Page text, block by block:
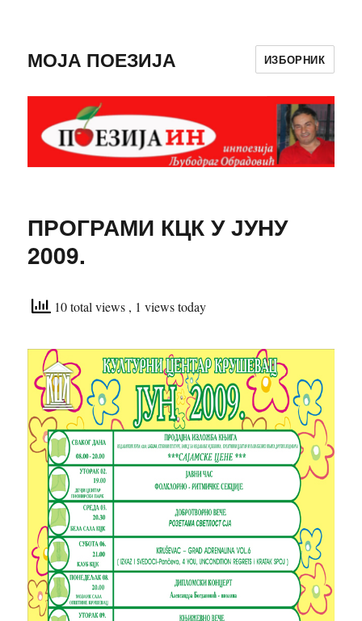
МОЈА ПОЕЗИЈА ИЗБОРНИК
ПРОГРАМИ КЦК У ЈУНУ
2009.
10 total views , 1 views today